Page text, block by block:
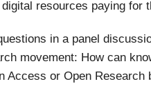
resources paying for
in a panel
movement: How can
Access or Open